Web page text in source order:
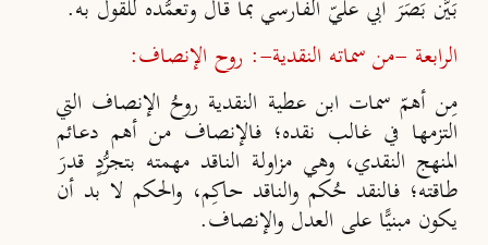
بَيَن بَصَرَ أبي عليّ الفارسي بما قال وتعمُّده للقول به.
الرابعة -من سماته النقدية-: روح الإنصاف:
مِن أهمّ سمات ابن عطية النقدية روحُ الإنصاف التي
التزمها في غالب نقده؛ فالإنصاف من أهم دعائم
المنهج النقدي، وهي مزاولة الناقد مهمته بتجرُّدٍ قدرَ
طاقته؛ فالنقد حُكم والناقد حاكِم، والحكم لا بد أن
يكون مبنيًّا على العدل والإنصاف.